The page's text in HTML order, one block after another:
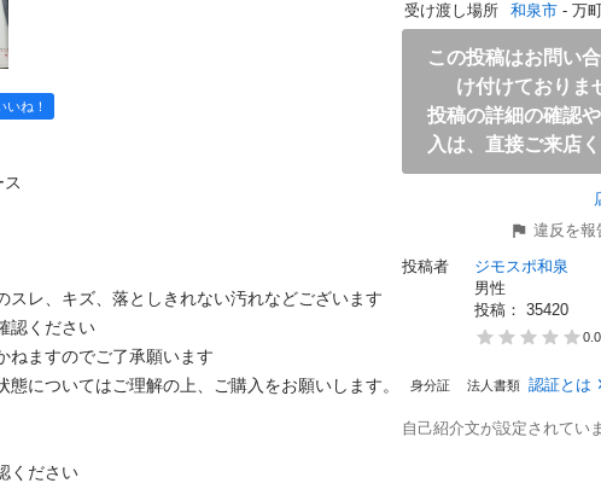
いね！
スレ、キズ、落としきれない汚れなどございます
認ください
ねますのでご了承願います
についてはご理解の上、ご購入をお願いします。
ください
受け渡し場所
和泉市 - 万
この投稿はお問い
け付けておりま
投稿の詳細の確認
入は、直接ご来店く
違反を報
投稿者
ジモスポ和泉
男性
投稿： 35420
0.0
身分証 法人書類 認証とは
自己紹介文が設定されてい